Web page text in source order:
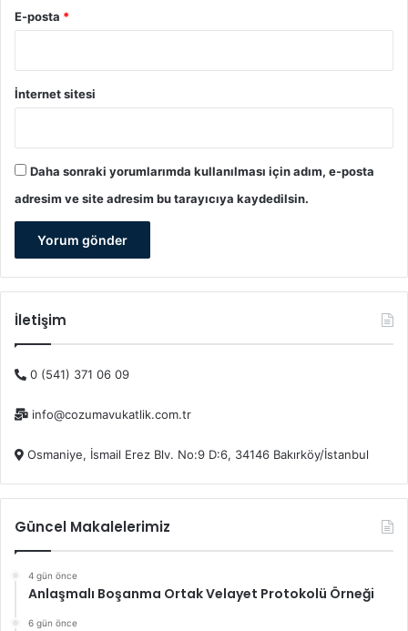
E-posta *
İnternet sitesi
Daha sonraki yorumlarımda kullanılması için adım, e-posta
adresim ve site adresim bu tarayıcıya kaydedilsin.
İletişim
0 (541) 371 06 09
info@cozumavukatlik.com.tr
Osmaniye, İsmail Erez Blv. No:9 D:6, 34146 Bakırköy/İstanbul
Güncel Makalelerimiz
4 gün önce
Anlaşmalı Boşanma Ortak Velayet Protokolü Örneği
6 gün önce